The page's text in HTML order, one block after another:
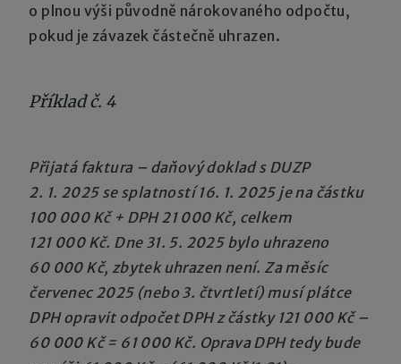
o plnou výši původně nárokovaného odpočtu,
pokud je závazek částečně uhrazen.
Příklad č. 4
Přijatá faktura – daňový doklad s DUZP
2. 1. 2025 se splatností 16. 1. 2025 je na částku
100 000 Kč + DPH 21 000 Kč, celkem
121 000 Kč. Dne 31. 5. 2025 bylo uhrazeno
60 000 Kč, zbytek uhrazen není. Za měsíc
červenec 2025 (nebo 3. čtvrtletí) musí plátce
DPH opravit odpočet DPH z částky 121 000 Kč –
60 000 Kč = 61 000 Kč. Oprava DPH tedy bude